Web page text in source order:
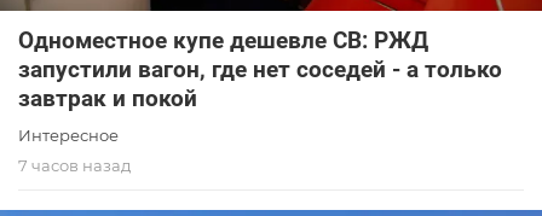
Одноместное купе дешевле СВ: РЖД
запустили вагон, где нет соседей - а только
завтрак и покой
Интересное
7 часов назад